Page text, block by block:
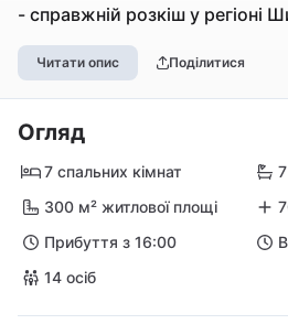
- справжній розкіш у регіоні
Читати опис Поділитися
Огляд
7 спальних кімнат
300 м² житлової площі
Прибуття з 16:00
14 осіб